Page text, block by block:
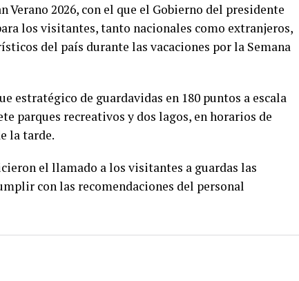
Verano 2026, con el que el Gobierno del presidente
los visitantes, tanto nacionales como extranjeros,
del país durante las vacaciones por la Semana
estratégico de guardavidas en 180 puntos a escala
parques recreativos y dos lagos, en horarios de
la tarde.
el llamado a los visitantes a guardas las
con las recomendaciones del personal